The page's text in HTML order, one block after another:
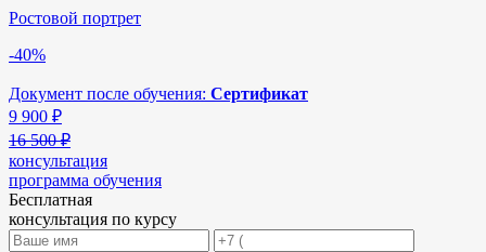
Ростовой портрет
-40%
Документ после обучения: Сертификат
9 900 ₽
16 500 ₽
консультация
программа обучения
Бесплатная
консультация по курсу